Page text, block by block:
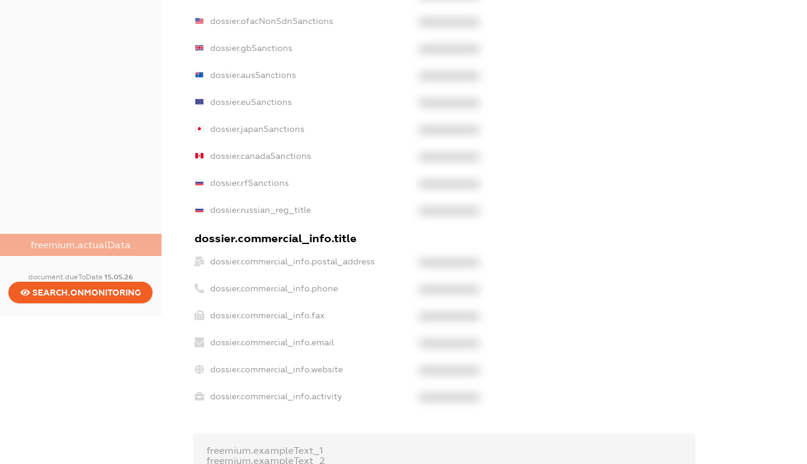
freemium.actualData
document.dueToDate 15.05.26
SEARCH.ONMONITORING
dossier.ofacNonSdnSanctions
dossier.gbSanctions
dossier.ausSanctions
dossier.euSanctions
dossier.japanSanctions
dossier.canadaSanctions
dossier.rfSanctions
dossier.russian_reg_title
dossier.commercial_info.title
dossier.commercial_info.postal_address
dossier.commercial_info.phone
dossier.commercial_info.fax
dossier.commercial_info.email
dossier.commercial_info.website
dossier.commercial_info.activity
freemium.exampleText_1
freemium.exampleText_2